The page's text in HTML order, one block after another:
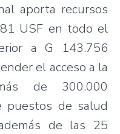
aporta recursos
USF en todo el
a G 143.756
el acceso a la
de 300.000
puestos de salud
de las 25